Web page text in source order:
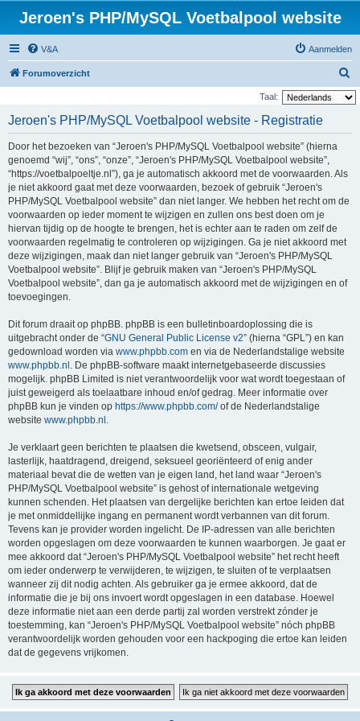
Jeroen's PHP/MySQL Voetbalpool website
V&A Aanmelden
Forumoverzicht
o
Taal:
Jeroen's PHP/MySQL Voetbalpool website - Registratie
Door het bezoeken van “Jeroen's PHP/MySQL Voetbalpool website” (hierna
genoemd “wij”, “ons”, “onze”, “Jeroen's PHP/MySQL Voetbalpool website”,
“https://voetbalpoeltje.nl”), ga je automatisch akkoord met de voorwaarden. Als
je niet akkoord gaat met deze voorwaarden, bezoek of gebruik “Jeroen's
PHP/MySQL Voetbalpool website” dan niet langer. We hebben het recht om de
voorwaarden op ieder moment te wijzigen en zullen ons best doen om je
hiervan tijdig op de hoogte te brengen, het is echter aan te raden om zelf de
voorwaarden regelmatig te controleren op wijzigingen. Ga je niet akkoord met
deze wijzigingen, maak dan niet langer gebruik van “Jeroen's PHP/MySQL
Voetbalpool website”. Blijf je gebruik maken van “Jeroen's PHP/MySQL
Voetbalpool website”, dan ga je automatisch akkoord met de wijzigingen en of
toevoegingen.
Dit forum draait op phpBB. phpBB is een bulletinboardoplossing die is
uitgebracht onder de “GNU General Public License v2” (hierna “GPL”) en kan
gedownload worden via www.phpbb.com en via de Nederlandstalige website
www.phpbb.nl . De phpBB-software maakt internetgebaseerde discussies
mogelijk. phpBB Limited is niet verantwoordelijk voor wat wordt toegestaan of
juist geweigerd als toelaatbare inhoud en/of gedrag. Meer informatie over
phpBB kun je vinden op https://www.phpbb.com/of de Nederlandstalige
website www.phpbb.nl .
Je verklaart geen berichten te plaatsen die kwetsend, obsceen, vulgair,
lasterlijk, haatdragend, dreigend, seksueel georiënteerd of enig ander
materiaal bevat die de wetten van je eigen land, het land waar “Jeroen's
PHP/MySQL Voetbalpool website” is gehost of internationale wetgeving
kunnen schenden. Het plaatsen van dergelijke berichten kan ertoe leiden dat
je met onmiddellijke ingang en permanent wordt verbannen van dit forum.
Tevens kan je provider worden ingelicht. De IP-adressen van alle berichten
worden opgeslagen om deze voorwaarden te kunnen waarborgen. Je gaat er
mee akkoord dat “Jeroen's PHP/MySQL Voetbalpool website” het recht heeft
om ieder onderwerp te verwijderen, te wijzigen, te sluiten of te verplaatsen
wanneer zij dit nodig achten. Als gebruiker ga je ermee akkoord, dat de
informatie die je bij ons invoert wordt opgeslagen in een database. Hoewel
deze informatie niet aan een derde partij zal worden verstrekt zónder je
toestemming, kan “Jeroen's PHP/MySQL Voetbalpool website” nóch phpBB
verantwoordelijk worden gehouden voor een hackpoging die ertoe kan leiden
dat de gegevens vrijkomen.